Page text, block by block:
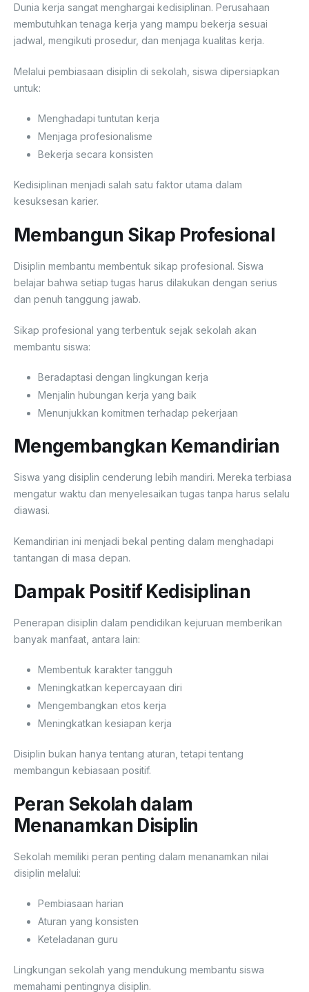
Dunia kerja sangat menghargai kedisiplinan. Perusahaan
membutuhkan tenaga kerja yang mampu bekerja sesuai
jadwal, mengikuti prosedur, dan menjaga kualitas kerja.
Melalui pembiasaan disiplin di sekolah, siswa dipersiapkan
untuk:
Menghadapi tuntutan kerja
Menjaga profesionalisme
Bekerja secara konsisten
Kedisiplinan menjadi salah satu faktor utama dalam
kesuksesan karier.
Membangun Sikap Profesional
Disiplin membantu membentuk sikap profesional. Siswa
belajar bahwa setiap tugas harus dilakukan dengan serius
dan penuh tanggung jawab.
Sikap profesional yang terbentuk sejak sekolah akan
membantu siswa:
Beradaptasi dengan lingkungan kerja
Menjalin hubungan kerja yang baik
Menunjukkan komitmen terhadap pekerjaan
Mengembangkan Kemandirian
Siswa yang disiplin cenderung lebih mandiri. Mereka terbiasa
mengatur waktu dan menyelesaikan tugas tanpa harus selalu
diawasi.
Kemandirian ini menjadi bekal penting dalam menghadapi
tantangan di masa depan.
Dampak Positif Kedisiplinan
Penerapan disiplin dalam pendidikan kejuruan memberikan
banyak manfaat, antara lain:
Membentuk karakter tangguh
Meningkatkan kepercayaan diri
Mengembangkan etos kerja
Meningkatkan kesiapan kerja
Disiplin bukan hanya tentang aturan, tetapi tentang
membangun kebiasaan positif.
Peran Sekolah dalam
Menanamkan Disiplin
Sekolah memiliki peran penting dalam menanamkan nilai
disiplin melalui:
Pembiasaan harian
Aturan yang konsisten
Keteladanan guru
Lingkungan sekolah yang mendukung membantu siswa
memahami pentingnya disiplin.